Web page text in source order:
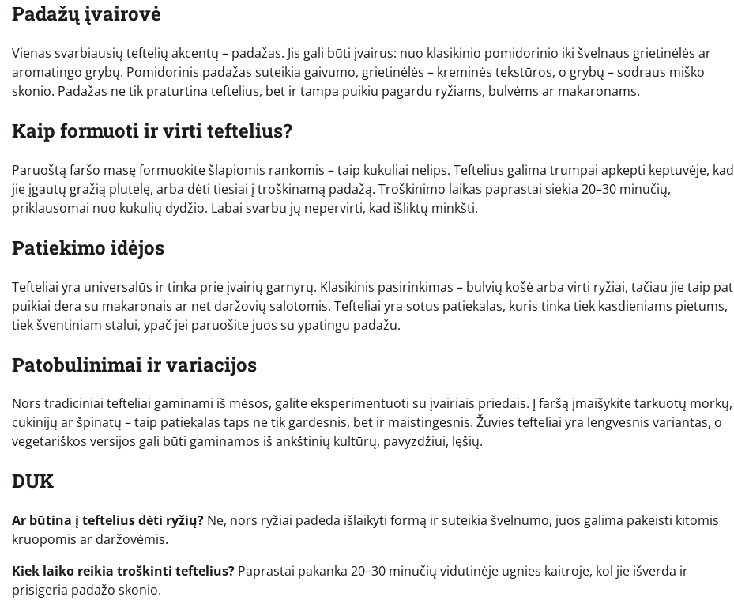
Padažų įvairovė
Vienas svarbiausių teftelių akcentų – padažas. Jis gali būti įvairus: nuo klasikinio pomidorinio iki švelnaus grietinėlės ar
aromatingo grybų. Pomidorinis padažas suteikia gaivumo, grietinėlės – kreminės tekstūros, o grybų – sodraus miško
skonio. Padažas ne tik praturtina teftelius, bet ir tampa puikiu pagardu ryžiams, bulvėms ar makaronams.
Kaip formuoti ir virti teftelius?
Paruoštą faršo masę formuokite šlapiomis rankomis – taip kukuliai nelips. Teftelius galima trumpai apkepti keptuvėje, kad
jie įgautų gražią plutelę, arba dėti tiesiai į troškinamą padažą. Troškinimo laikas paprastai siekia 20–30 minučių,
priklausomai nuo kukulių dydžio. Labai svarbu jų nepervirti, kad išliktų minkšti.
Patiekimo idėjos
Tefteliai yra universalūs ir tinka prie įvairių garnyrų. Klasikinis pasirinkimas – bulvių košė arba virti ryžiai, tačiau jie taip pat
puikiai dera su makaronais ar net daržovių salotomis. Tefteliai yra sotus patiekalas, kuris tinka tiek kasdieniams pietums,
tiek šventiniam stalui, ypač jei paruošite juos su ypatingu padažu.
Patobulinimai ir variacijos
Nors tradiciniai tefteliai gaminami iš mėsos, galite eksperimentuoti su įvairiais priedais. Į faršą įmaišykite tarkuotų morkų,
cukinijų ar špinatų – taip patiekalas taps ne tik gardesnis, bet ir maistingesnis. Žuvies tefteliai yra lengvesnis variantas, o
vegetariškos versijos gali būti gaminamos iš ankštinių kultūrų, pavyzdžiui, lęšių.
DUK
Ar būtina į teftelius dėti ryžių? Ne, nors ryžiai padeda išlaikyti formą ir suteikia švelnumo, juos galima pakeisti kitomis
kruopomis ar daržovėmis.
Kiek laiko reikia troškinti teftelius? Paprastai pakanka 20–30 minučių vidutinėje ugnies kaitroje, kol jie išverda ir
prisigeria padažo skonio.